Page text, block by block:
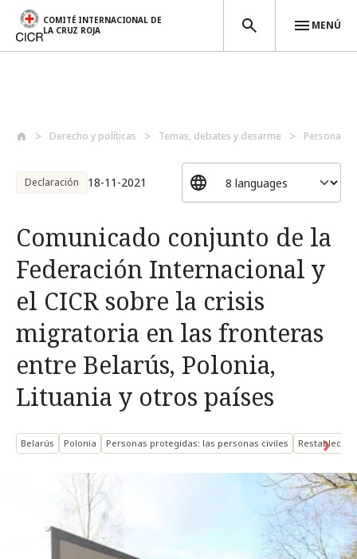
COMITÉ INTERNACIONAL DE
LA CRUZ ROJA
MENÚ
Derecho y políticas Temas, debates y desarme Personas
Declaración 18-11-2021
Comunicado conjunto de la
Federación Internacional y
el CICR sobre la crisis
migratoria en las fronteras
entre Belarús, Polonia,
Lituania y otros países
Belarús Polonia Personas protegidas: las personas civiles